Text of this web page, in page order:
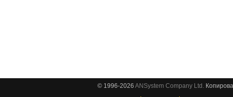
© 1996-2026 ANSystem Company Ltd.